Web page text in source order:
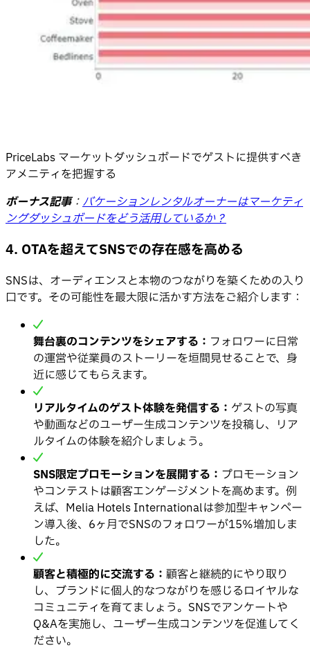
PriceLabs マーケットダッシュボードでゲストに提供すべき
アメニティを把握する
ボーナス記事：バケーションレンタルオーナーはマーケティ
ングダッシュボードをどう活用しているか？
4. OTAを超えてSNSでの存在感を高める
SNSは、オーディエンスと本物のつながりを築くための入り
口です。その可能性を最大限に活かす方法をご紹介します：
舞台裏のコンテンツをシェアする： フォロワーに日常
の運営や従業員のストーリーを垣間見せることで、身
近に感じてもらえます。
リアルタイムのゲスト体験を発信する： ゲストの写真
や動画などのユーザー生成コンテンツを投稿し、リア
ルタイムの体験を紹介しましょう。
SNS限定プロモーションを展開する： プロモーション
やコンテストは顧客エンゲージメントを高めます。例
えば、Melia Hotels Internationalは参加型キャンペー
ン導入後、6ヶ月でSNSのフォロワーが15%増加しま
した。
顧客と積極的に交流する： 顧客と継続的にやり取り
し、ブランドに個人的なつながりを感じるロイヤルな
コミュニティを育てましょう。SNSでアンケートや
Q&Aを実施し、ユーザー生成コンテンツを促進してく
ださい。